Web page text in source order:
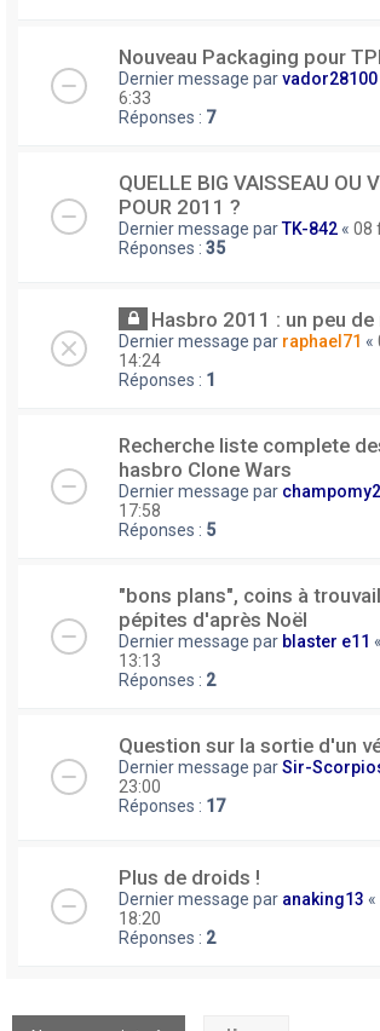
Nouveau Packaging pour
Dernier message parvador28100
6:33
Réponses : 7
QUELLE BIG VAISSEAU OU
POUR 2011 ?
Dernier message parTK-842 « 08
Réponses : 35
Hasbro 2011 : un peu de
Dernier message par raphael71 «
14:24
Réponses : 1
Recherche liste complete
hasbro Clone Wars
Dernier message par champomy2
17:58
Réponses : 5
"bons plans", coins à
pépites d'après Noël
Dernier message par blaster e11 «
13:13
Réponses : 2
Question sur la sortie d'un
Dernier message parSir-
23:00
Réponses : 17
Plus de droids !
Dernier message par anaking13 «
18:20
Réponses : 2